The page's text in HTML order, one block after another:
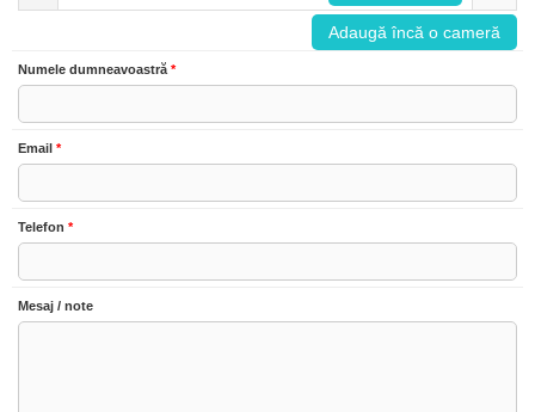
Adaugă încă o cameră
Numele dumneavoastră *
Email *
Telefon *
Mesaj / note